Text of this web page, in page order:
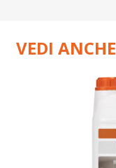
VEDI ANCHE